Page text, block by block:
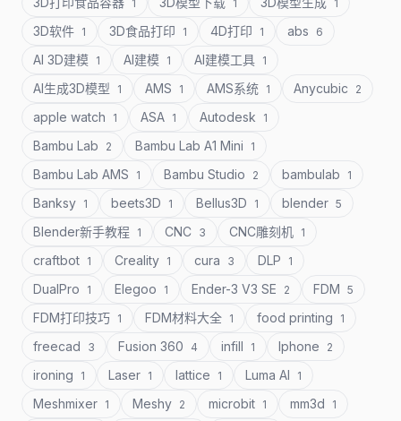
1 1 1
3D软件 1 3D食品打印 1 4D打印 1 abs 6
AI 3D建模 1 AI建模 1 AI建模工具 1
AI生成3D模型 1 AMS 1 AMS系统 1 Anycubic 2
apple watch 1 ASA 1 Autodesk 1
Bambu Lab 2 Bambu Lab A1 Mini 1
Bambu Lab AMS 1 Bambu Studio 2 bambulab 1
Banksy 1 beets3D 1 Bellus3D 1 blender 5
Blender新手教程 1 CNC 3 CNC雕刻机 1
craftbot 1 Creality 1 cura 3 DLP 1
DualPro 1 Elegoo 1 Ender-3 V3 SE 2 FDM 5
FDM打印技巧 1 FDM材料大全 1 food printing 1
freecad 3 Fusion 360 4 infill 1 Iphone 2
ironing 1 Laser 1 lattice 1 Luma AI 1
Meshmixer 1 Meshy 2 microbit 1 mm3d 1